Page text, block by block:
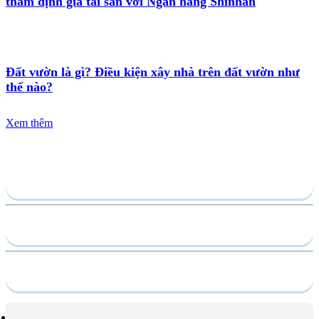
Đất vườn là gì? Điều kiện xây nhà trên đất vườn như
thế nào?
Xem thêm